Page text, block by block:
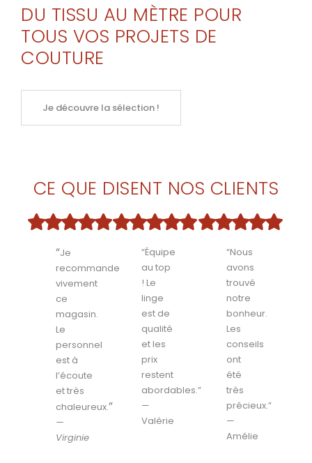
DU TISSU AU MÈTRE POUR
TOUS VOS PROJETS DE
COUTURE
Je découvre la sélection !
CE QUE DISENT NOS CLIENTS
“Je
recommande
vivement
ce
magasin.
Le
personnel
est à
l’écoute
et très
chaleureux.”
—
Virginie
“Équipe
au top
! Le
linge
est de
qualité
et les
prix
restent
abordables.”
—
Valérie
“Nous
avons
trouvé
notre
bonheur.
Les
conseils
ont
été
très
précieux.”
—
Amélie